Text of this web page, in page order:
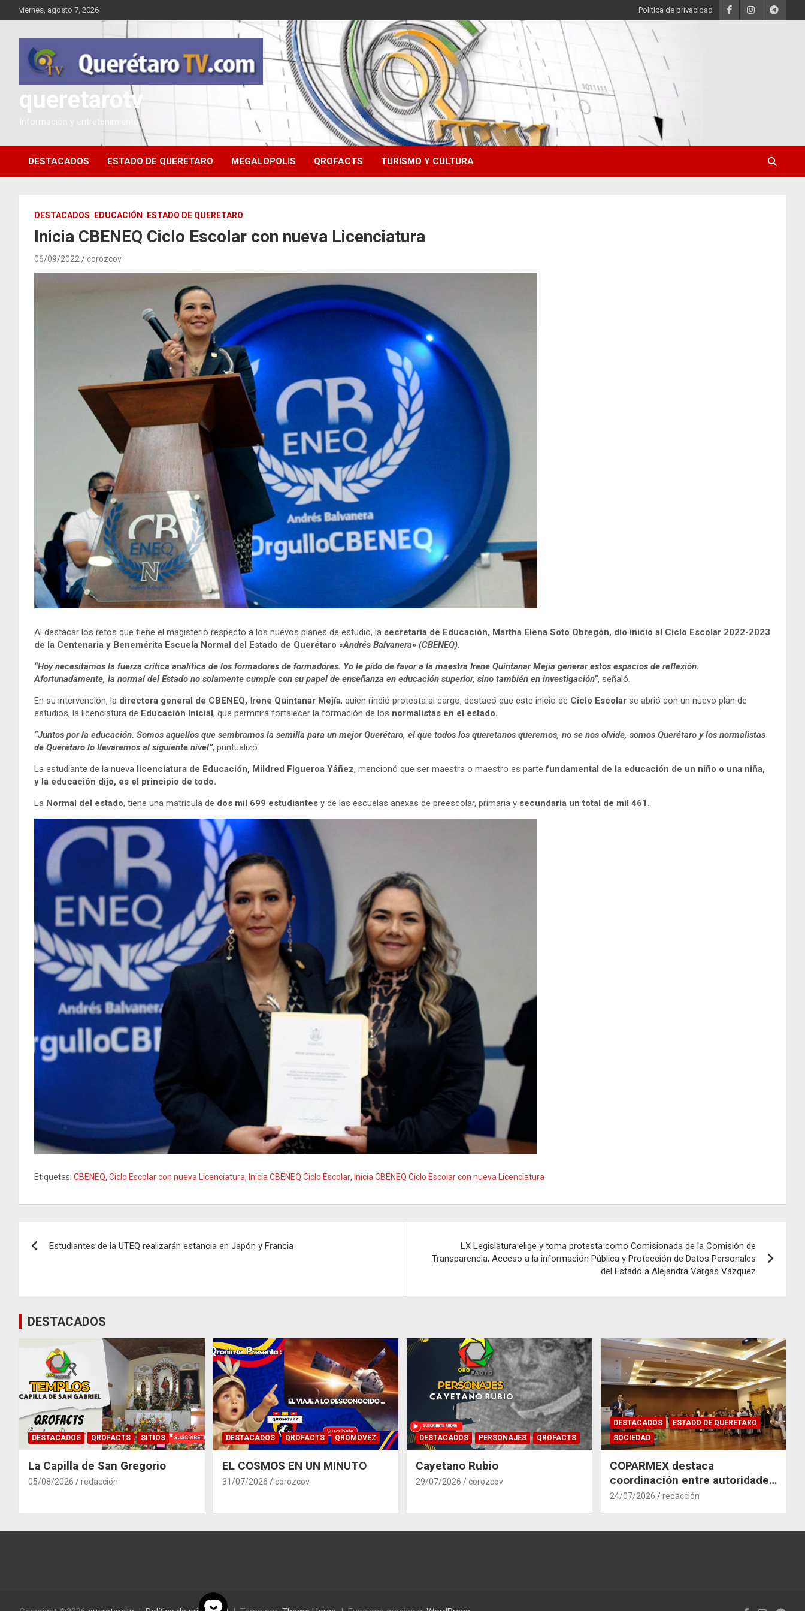
al
viernes, agosto 7, 2026 Política de privacidad
queretarotv
Información y entretenimiento
DESTACADOS ESTADO DE QUERETARO MEGALOPOLIS QROFACTS TURISMO Y CULTURA
DESTACADOS EDUCACIÓN ESTADO DE QUERETARO
Inicia CBENEQ Ciclo Escolar con nueva Licenciatura
06/09/2022 corozcov
Al destacar los retos que tiene el magisterio respecto a los nuevos planes de estudio, la secretaria de Educación, Martha Elena Soto Obregón, dio inicio al Ciclo Escolar 2022-2023
de la Centenaria y Benemérita Escuela Normal del Estado de Querétaro «Andrés Balvanera» (CBENEQ).
“Hoy necesitamos la fuerza crítica analítica de los formadores de formadores. Yo le pido de favor a la maestra Irene Quintanar Mejía generar estos espacios de reflexión.
Afortunadamente, la normal del Estado no solamente cumple con su papel de enseñanza en educación superior, sino también en investigación”, señaló.
En su intervención, la directora general de CBENEQ, Irene Quintanar Mejía, quien rindió protesta al cargo, destacó que este inicio de Ciclo Escolar se abrió con un nuevo plan de
estudios, la licenciatura de Educación Inicial, que permitirá fortalecer la formación de los normalistas en el estado.
“Juntos por la educación. Somos aquellos que sembramos la semilla para un mejor Querétaro, el que todos los queretanos queremos, no se nos olvide, somos Querétaro y los normalistas
de Querétaro lo llevaremos al siguiente nivel”, puntualizó.
La estudiante de la nueva licenciatura de Educación, Mildred Figueroa Yáñez, mencionó que ser maestra o maestro es partefundamental de la educación de un niño o una niña,
y la educación dijo, es el principio de todo.
La Normal del estado, tiene una matrícula de dos mil 699 estudiantes y de las escuelas anexas de preescolar, primaria y secundaria un total de mil 461.
Etiquetas: CBENEQ, Ciclo Escolar con nueva Licenciatura, Inicia CBENEQ Ciclo Escolar, Inicia CBENEQ Ciclo Escolar con nueva Licenciatura
de
Estudiantes de la UTEQ realizarán estancia en Japón y Francia
LX Legislatura elige y toma protesta como Comisionada de la Comisión de
Transparencia, Acceso a la información Pública y Protección de Datos Personales
del Estado a Alejandra Vargas Vázquez
DESTACADOS
DESTACADOS QROFACTS SITIOS
La Capilla de San Gregorio
05/08/2026 redacción
DESTACADOS QROFACTS QROMOVEZ
EL COSMOS EN UN MINUTO
31/07/2026 corozcov
DESTACADOS PERSONAJES QROFACTS
Cayetano Rubio
29/07/2026 corozcov
DESTACADOS
ESTADO DE QUERETARO
SOCIEDAD
COPARMEX destaca
coordinación entre autoridades
y empresas para mitigar el
24/07/2026 redacción